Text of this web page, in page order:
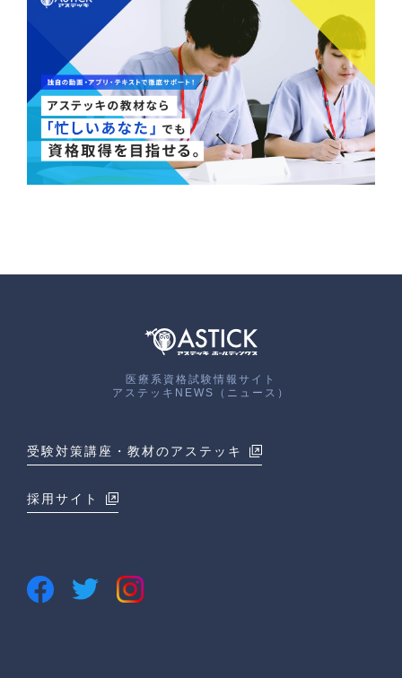
医療系資格試験情報サイト
アステッキNEWS（ニュース）
受験対策講座・教材のアステッキ
採用サイト